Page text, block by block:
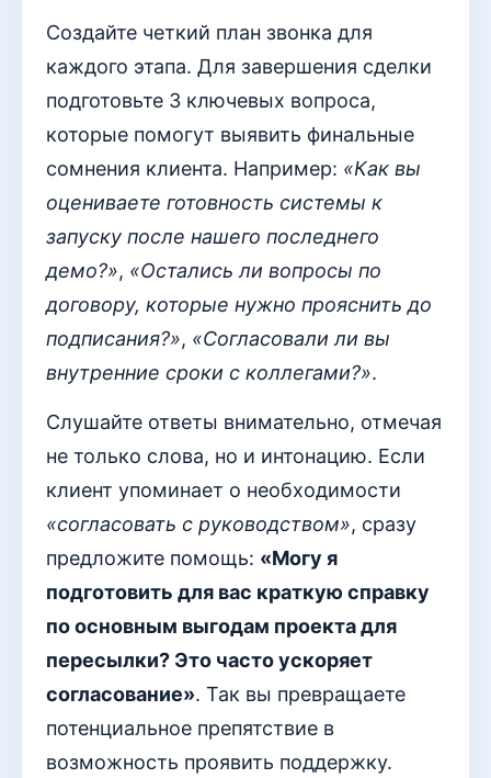
Создайте четкий план звонка для
каждого этапа. Для завершения сделки
подготовьте 3 ключевых вопроса,
которые помогут выявить финальные
сомнения клиента. Например: «Как вы
оцениваете готовность системы к
запуску после нашего последнего
демо?», «Остались ли вопросы по
договору, которые нужно прояснить до
подписания?», «Согласовали ли вы
внутренние сроки с коллегами?».
Слушайте ответы внимательно, отмечая
не только слова, но и интонацию. Если
клиент упоминает о необходимости
«согласовать с руководством», сразу
предложите помощь: «Могу я
подготовить для вас краткую справку
по основным выгодам проекта для
пересылки? Это часто ускоряет
согласование». Так вы превращаете
потенциальное препятствие в
возможность проявить поддержку.